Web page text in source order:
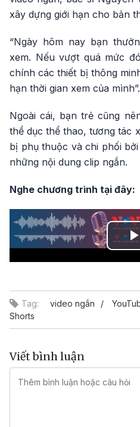
xây dựng giới hạn cho bản
“Ngày hôm nay bạn
xem. Nếu vượt quá mức
chính các thiết bị thông
hạn thời gian xem của mình”.
Ngoài cái, bạn trẻ cũng
thể dục thể thao, tương tác
bị phụ thuộc và chi phối
những nội dung clip ngắn.
Nghe chương trình tại đây:
Tag: video ngắn
Shorts
Viết bình luận